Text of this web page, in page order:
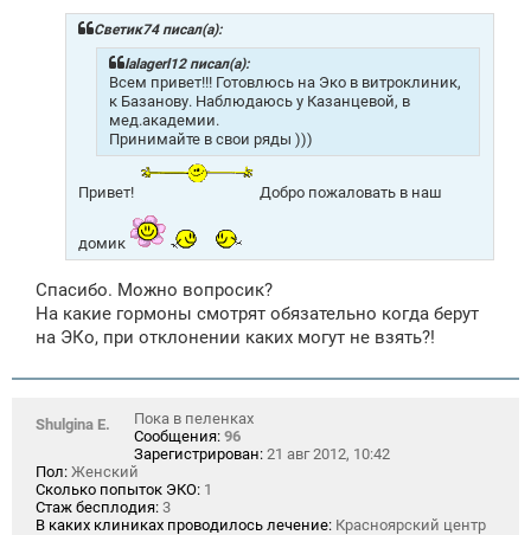
Светик74 писал(а):
lalagerl12 писал(а):
Всем привет!!! Готовлюсь на Эко в витроклиник,
к Базанову. Наблюдаюсь у Казанцевой, в
мед.академии.
Принимайте в свои ряды )))
Привет! Добро пожаловать в наш
домик
Спасибо. Можно вопросик?
На какие гормоны смотрят обязательно когда берут
на ЭКо, при отклонении каких могут не взять?!
Shulgina E.
Пока в пеленках
Сообщения: 96
Зарегистрирован: 21 авг 2012, 10:42
Пол: Женский
Сколько попыток ЭКО: 1
Стаж бесплодия: 3
В каких клиниках проводилось лечение: Красноярский центр